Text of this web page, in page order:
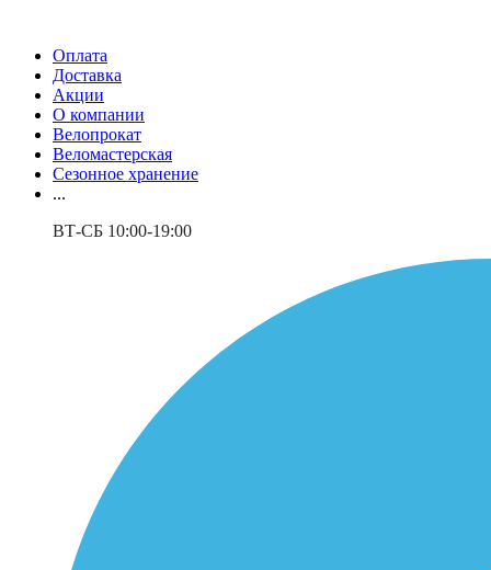
Оплата
Доставка
Акции
О компании
Велопрокат
Веломастерская
Сезонное хранение
...
ВТ-СБ 10:00-19:00